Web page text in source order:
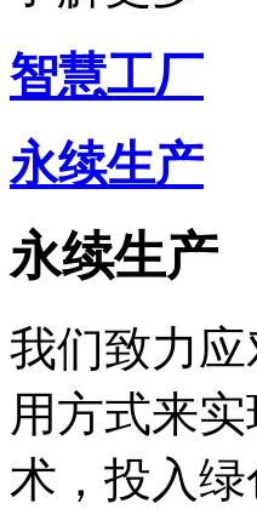
智慧工厂
永续生产
永续生产
我们致力应
用方式来
术，投入